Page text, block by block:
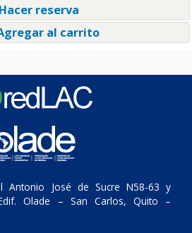
reserva
al carrito
Antonio José de Sucre N58-63 y
Olade – San Carlos, Quito –